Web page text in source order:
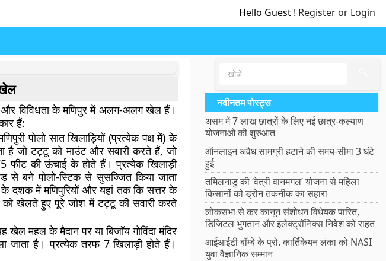
Hello Guest ! Register or Login
और विविधता के मणिपुर में अलग-अलग खेल हैं।
हैं:
पोलो सात खिलाड़ियों (प्रत्येक पक्ष में) के
है जो टट्टू को माउंट और सवारी करते हैं, जो
फीट की ऊंचाई के होते हैं। प्रत्येक खिलाड़ी
से बने पोलो-स्टिक से सुसज्जित किया जाता
दशक में मणिपुरियों और यहां तक ​​कि सत्तर के
खेलते हुए पूरे जोश में टट्टू की सवारी करते
खेल महल के मैदान पर या बिजॉय गोविंदा मंदिर
जाता है। प्रत्येक तरफ 7 खिलाड़ी होते हैं।
नवीनतम पोस्ट्स
असम में 7 लाख छात्रों के लिए नई छात्र-कल्याण
योजनाओं की शुरुआत
ऑनलाइन अवैध सामग्री हटाने की समय-सीमा 3 घंटे
हुई
तमिलनाडु की ‘वेत्री वानमगल’ योजना से महिला
किसानों को ड्रोन तकनीक का सहारा
लोकसभा से कर कानून संशोधन विधेयक पारित,
डिजिटल भुगतान और इलेक्ट्रॉनिक्स निवेश को राहत
आईआईटी बॉम्बे के प्रो. कार्तिकेयन लंका को NASI
युवा वैज्ञानिक सम्मान